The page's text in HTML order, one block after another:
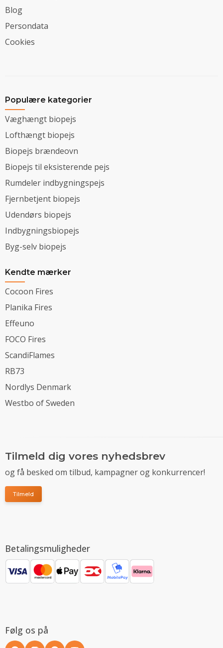
Blog
Persondata
Cookies
Populære kategorier
Væghængt biopejs
Lofthængt biopejs
Biopejs brændeovn
Biopejs til eksisterende pejs
Rumdeler indbygningspejs
Fjernbetjent biopejs
Udendørs biopejs
Indbygningsbiopejs
Byg-selv biopejs
Kendte mærker
Cocoon Fires
Planika Fires
Effeuno
FOCO Fires
ScandiFlames
RB73
Nordlys Denmark
Westbo of Sweden
Tilmeld dig vores nyhedsbrev
og få besked om tilbud, kampagner og konkurrencer!
Tilmeld
Betalingsmuligheder
Følg os på